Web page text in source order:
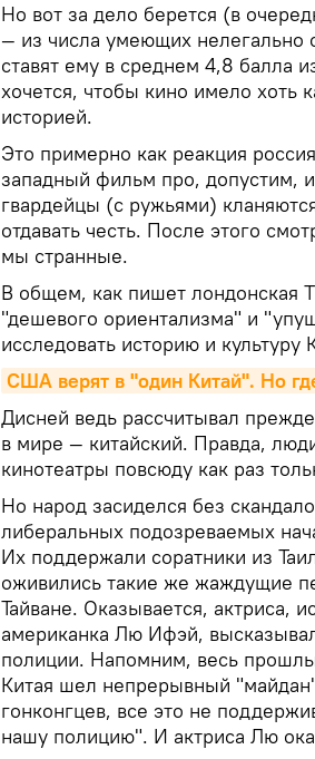
Но вот за дело берется (в
— из числа умеющих нелегально
ставят ему в среднем 4,8 балла
хочется, чтобы кино имело хоть
историей.
Это примерно как реакция
западный фильм про, допустим,
гвардейцы (с ружьями)
отдавать честь. После этого
мы странные.
В общем, как пишет лондонская
"дешевого ориентализма" и
исследовать историю и культуру
США верят в "один Китай". Но
Дисней ведь рассчитывал
в мире — китайский. Правда,
кинотеатры повсюду как раз
Но народ засиделся без
либеральных подозреваемых
Их поддержали соратники из
оживились такие же жаждущие
Тайване. Оказывается, актриса,
американка Лю Ифэй,
полиции. Напомним, весь
Китая шел непрерывный
гонконгцев, все это не
нашу полицию". И актриса Лю